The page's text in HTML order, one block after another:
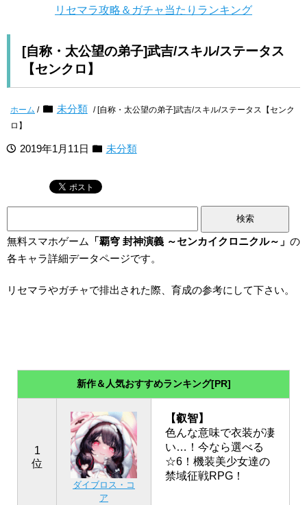
リセマラ攻略＆ガチャ当たりランキング
[自称・太公望の弟子]武吉/スキル/ステータス
【センクロ】
ホーム / 未分類 / [自称・太公望の弟子]武吉/スキル/ステータス【センク
ロ】
2019年1月11日 未分類
無料スマホゲーム
「覇穹 封神演義 ～センカイクロニクル～」 の
各キャラ詳細データページです。
リセマラやガチャで排出された際、育成の参考にして下さい。
新作＆人気おすすめランキング[PR]
1
位
ダイブロス・コ
ア
【叡智】
色んな意味で衣装が凄
い…！今なら選べる
☆6！機装美少女達の
禁域征戦RPG！